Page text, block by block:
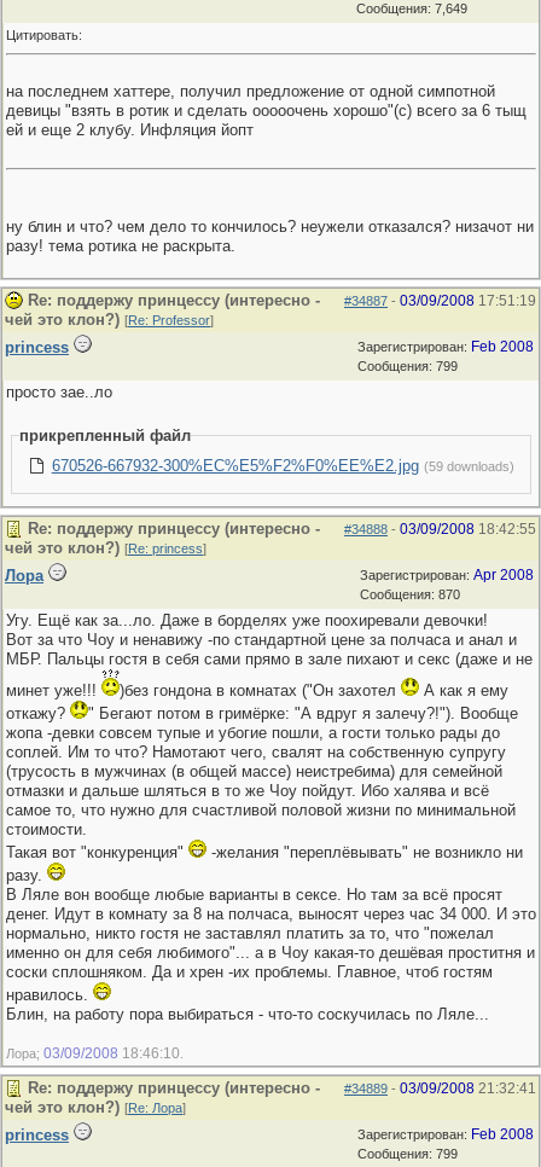
Сообщения: 7,649
Цитировать:
на последнем хаттере, получил предложение от одной симпотной
девицы "взять в ротик и сделать ооооочень хорошо"(с) всего за 6 тыщ
ей и еще 2 клубу. Инфляция йопт
ну блин и что? чем дело то кончилось? неужели отказался? низачот ни
разу! тема ротика не раскрыта.
#34887 - 03/09/2008 17:51:19
Re: поддержу принцессу (интересно -
чей это клон?) [Re: Professor]
Зарегистрирован: Feb 2008
Сообщения: 799
princess
просто зае..ло
прикрепленный файл
670526-667932-300%EC%E5%F2%F0%EE%E2.jpg (59 downloads)
#34888 - 03/09/2008 18:42:55
Re: поддержу принцессу (интересно -
чей это клон?) [Re: princess]
Зарегистрирован: Apr 2008
Сообщения: 870
Лора
Угу. Ещё как за...ло. Даже в борделях уже поохиревали девочки!
Вот за что Чоу и ненавижу -по стандартной цене за полчаса и анал и
МБР. Пальцы гостя в себя сами прямо в зале пихают и секс (даже и не
минет уже!!!
)без гондона в комнатах ("Он захотел
А как я ему
откажу?
" Бегают потом в гримёрке: "А вдруг я залечу?!"). Вообще
жопа -девки совсем тупые и убогие пошли, а гости только рады до
соплей. Им то что? Намотают чего, свалят на собственную супругу
(трусость в мужчинах (в общей массе) неистребима) для семейной
отмазки и дальше шляться в то же Чоу пойдут. Ибо халява и всё
самое то, что нужно для счастливой половой жизни по минимальной
стоимости.
Такая вот "конкуренция"
-желания "переплёвывать" не возникло ни
разу.
В Ляле вон вообще любые варианты в сексе. Но там за всё просят
денег. Идут в комнату за 8 на полчаса, выносят через час 34 000. И это
нормально, никто гостя не заставлял платить за то, что "пожелал
именно он для себя любимого"... а в Чоу какая-то дешёвая проститня и
соски сплошняком. Да и хрен -их проблемы. Главное, чтоб гостям
нравилось.
Блин, на работу пора выбираться - что-то соскучилась по Ляле...
Лора; 03/09/2008 18:46:10
#34889 - 03/09/2008 21:32:41
Re: поддержу принцессу (интересно -
чей это клон?) [Re: Лора]
Зарегистрирован: Feb 2008
Сообщения: 799
princess